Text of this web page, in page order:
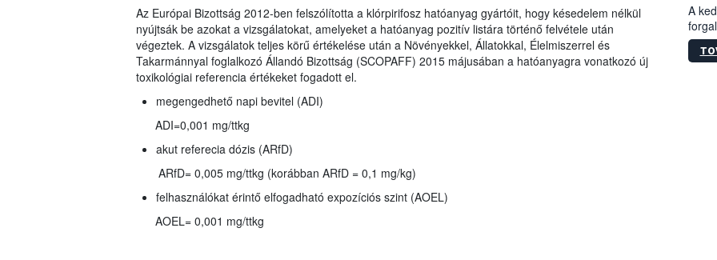
Az Európai Bizottság 2012-ben felszólította a klórpirifosz hatóanyag gyártóit, hogy késedelem nélkül
nyújtsák be azokat a vizsgálatokat, amelyeket a hatóanyag pozitív listára történő felvétele után
végeztek. A vizsgálatok teljes körű értékelése után a Növényekkel, Állatokkal, Élelmiszerrel és
Takarmánnyal foglalkozó Állandó Bizottság (SCOPAFF) 2015 májusában a hatóanyagra vonatkozó új
toxikológiai referencia értékeket fogadott el.
megengedhető napi bevitel (ADI)
ADI=0,001 mg/ttkg
akut referecia dózis (ARfD)
ARfD= 0,005 mg/ttkg (korábban ARfD = 0,1 mg/kg)
felhasználókat érintő elfogadható expozíciós szint (AOEL)
AOEL= 0,001 mg/ttkg
A